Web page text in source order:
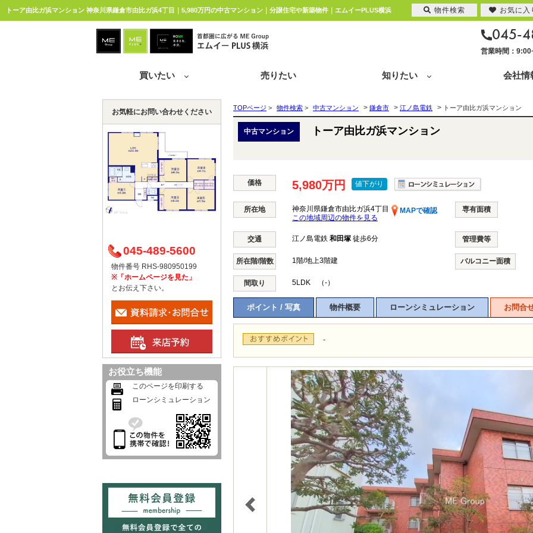
トーア由比ガ浜マンション 神奈川県鎌倉市由比ガ浜4丁目｜5,980万円の中古マンション｜分譲住宅や新築物件｜エムイーPLUS横浜
045-
営業時間：
買いたい 売りたい 知りたい 会社情
TOPページ > 物件検索 > 中古マンション > 鎌倉市 > 江ノ島電鉄 > トーア由比ガ浜マンション
中古マンション トーア由比ガ浜マンション
価格 5,980万円 値下がり
所在地 神奈川県鎌倉市由比ガ浜4丁目
MAPで確認
この地域周辺の物件を見る
専有面積
交通 江ノ島電鉄 和田塚 徒歩6分 管理費等
所在階/階数 1階/地上3階建 バルコニー面積
間取り 5LDK （-）
ポイント / 写真 物件概要 ローンシミュレーション お問合
-
お気軽にお問い合わせください
045-489-5600
物件番号 RHS-980950199
※「ホームページを見た」
とお伝え下さい。
お役立ち機能
このページを印刷する
ローンシミュレーション
物件検索 お気に入